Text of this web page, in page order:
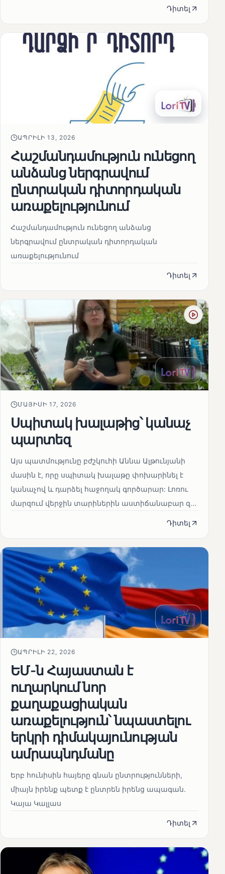
Դիտել
ԱՊՐԻԼԻ 13, 2026
Հաշմանդամություն ունեցող
անձանց ներգրավում
ընտրական դիտորդական
առաքելությունում
Հաշմանդամություն ունեցող անձանց
ներգրավում ընտրական դիտորդական
առաքելությունում
Դիտել
ՄԱՅԻՍԻ 17, 2026
Սպիտակ խալաթից՝ կանաչ
պարտեզ
Այս պատմությունը բժշկուհի Աննա Ալթունյանի
մասին է, որը սպիտակ խալաթը փոխարինել է
կանաչով և դարձել հաջողակ գործարար: Լոռու
մարզում վերջին տարիներին աստիճանաբար զ...
Դիտել
ԱՊՐԻԼԻ 22, 2026
ԵՄ-ն Հայաստան է
ուղարկում նոր
քաղաքացիական
առաքելություն՝ նպաստելու
երկրի դիմակայունության
ամրապնդմանը
Երբ հունիսին հայերը գնան ընտրությունների,
միայն իրենք պետք է ընտրեն իրենց ապագան.
Կայա Կալլաս
Դիտել